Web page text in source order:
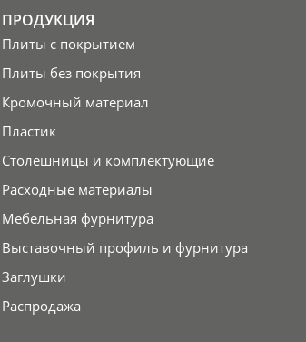
ПРОДУКЦИЯ
Плиты с покрытием
Плиты без покрытия
Кромочный материал
Пластик
Столешницы и комплектующие
Расходные материалы
Мебельная фурнитура
Выставочный профиль и фурнитура
Заглушки
Распродажа